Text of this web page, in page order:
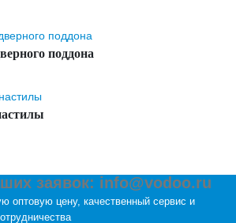
поддона
заявок: info@vodoo.ru
оптовую цену, качественный сервис и